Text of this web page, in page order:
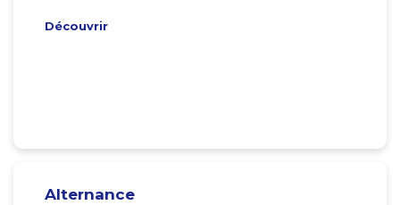
Découvrir
Alternance